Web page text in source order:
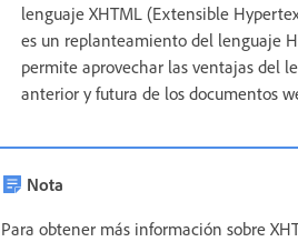
lenguaje XHTML (Extensible
es un replanteamiento del lenguaje
permite aprovechar las ventajas del
anterior y futura de los documentos
Nota
Para obtener más información sobre